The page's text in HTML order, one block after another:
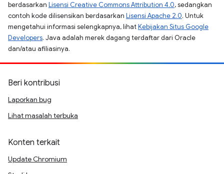
berdasarkan Lisensi Creative Commons Attribution 4.0, sedangkan
contoh kode dilisensikan berdasarkan Lisensi Apache 2.0. Untuk
mengetahui informasi selengkapnya, lihatKebijakan Situs Google
Developers. Java adalah merek dagang terdaftar dari Oracle
dan/atau afiliasinya.
Beri kontribusi
Laporkan bug
Lihat masalah terbuka
Konten terkait
Update Chromium